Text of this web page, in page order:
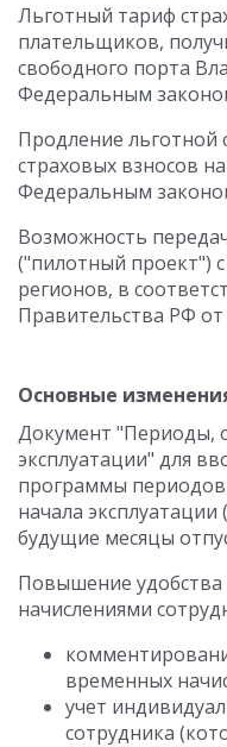
Льготный тариф
плательщиков,
свободного порта
Федеральным
Продление льготной
страховых взносов
Федеральным
Возможность
("пилотный проект")
регионов, в
Правительства РФ от
Основные
Документ "Периоды,
эксплуатации" для
программы
начала
будущие месяцы
Повышение
начислениями
временных
учет
сотрудника